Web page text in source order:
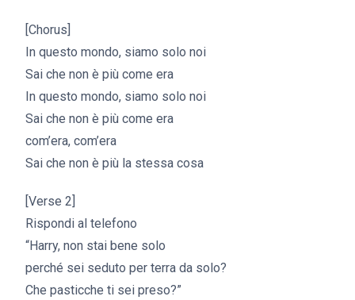
[Chorus]
In questo mondo, siamo solo noi
Sai che non è più come era
In questo mondo, siamo solo noi
Sai che non è più come era
com’era, com’era
Sai che non è più la stessa cosa
[Verse 2]
Rispondi al telefono
“Harry, non stai bene solo
perché sei seduto per terra da solo?
Che pasticche ti sei preso?”